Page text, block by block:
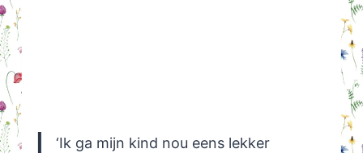
‘Ik ga mijn kind nou eens lekker